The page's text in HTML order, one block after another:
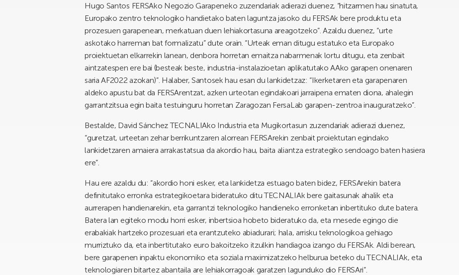
Hugo Santos FERSAko Negozio Garapeneko zuzendariak adierazi duenez, “hitzarmen hau sinatuta,
Europako zentro teknologiko handietako baten laguntza jasoko du FERSAk bere produktu eta
prozesuen garapenean, merkatuan duen lehiakortasuna areagotzeko”. Azaldu duenez, “urte
askotako harreman bat formalizatu” dute orain. “Urteak eman ditugu estatuko eta Europako
proiektuetan elkarrekin lanean, denbora horretan emaitza nabarmenak lortu ditugu, eta zenbait
aintzatespen ere bai (besteak beste, industria-instalazioetan aplikatutako AAko garapen onenaren
saria AF2022 azokan)”. Halaber, Santosek hau esan du lankidetzaz: “Ikerketaren eta garapenaren
aldeko apustu bat da FERSArentzat, azken urteotan egindakoari jarraipena ematen diona, ahalegin
garrantzitsua egin baita testuinguru horretan Zaragozan FersaLab garapen-zentroa inauguratzeko”.
Bestalde, David Sánchez TECNALIAko Industria eta Mugikortasun zuzendariak adierazi duenez,
“guretzat, urteetan zehar berrikuntzaren alorrean FERSArekin zenbait proiektutan egindako
lankidetzaren amaiera arrakastatsua da akordio hau, baita aliantza estrategiko sendoago baten hasiera
ere”.
Hau ere azaldu du: “akordio honi esker, eta lankidetza estuago baten bidez, FERSArekin batera
definitutako erronka estrategikoetara bideratuko ditu TECNALIAk bere gaitasunak ahalik eta
aurrerapen handienarekin, eta garrantzi teknologiko handieneko erronketan inbertituko dute batera.
Batera lan egiteko modu horri esker, inbertsioa hobeto bideratuko da, eta mesede egingo die
erabakiak hartzeko prozesuari eta erantzuteko abiadurari; hala, arrisku teknologikoa gehiago
murriztuko da, eta inbertitutako euro bakoitzeko itzulkin handiagoa izango du FERSAk. Aldi berean,
bere garapenen inpaktu ekonomiko eta soziala maximizatzeko helburua beteko du TECNALIAk, eta
teknologiaren bitartez abantaila are lehiakorragoak garatzen lagunduko dio FERSAri”.